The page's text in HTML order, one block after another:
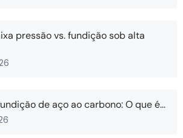
pressão vs. fundição sob alta
de aço ao carbono: O que é...